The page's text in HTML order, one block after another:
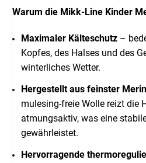
Warum die Mikk-Line Kinder
Maximaler Kälteschutz –
Kopfes, des Halses und des
winterliches Wetter.
Hergestellt aus feinster
mulesing-freie Wolle reizt die
atmungsaktiv, was eine
gewährleistet.
Hervorragende